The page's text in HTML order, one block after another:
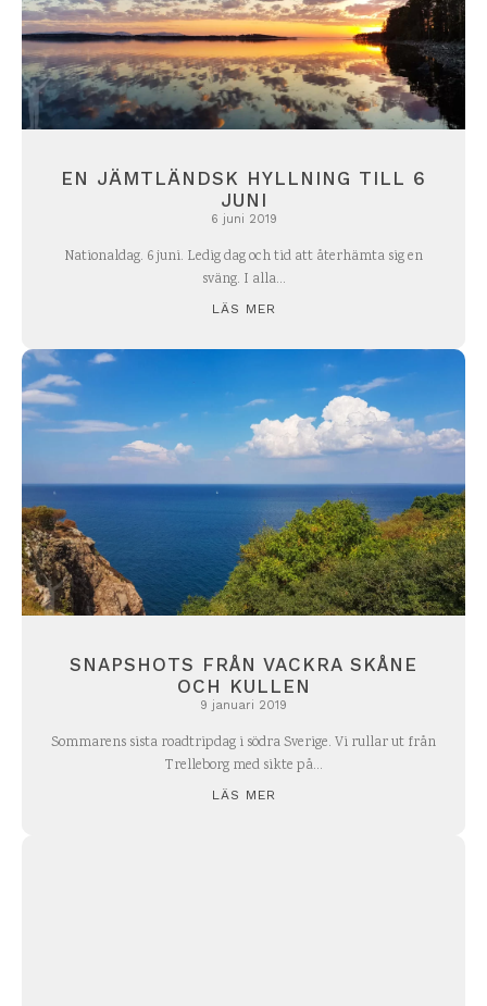
EN JÄMTLÄNDSK HYLLNING TILL 6
JUNI
6 juni 2019
Nationaldag. 6 juni. Ledig dag och tid att återhämta sig en
sväng. I alla...
LÄS MER
SNAPSHOTS FRÅN VACKRA SKÅNE
OCH KULLEN
9 januari 2019
Sommarens sista roadtripdag i södra Sverige. Vi rullar ut från
Trelleborg med sikte på...
LÄS MER